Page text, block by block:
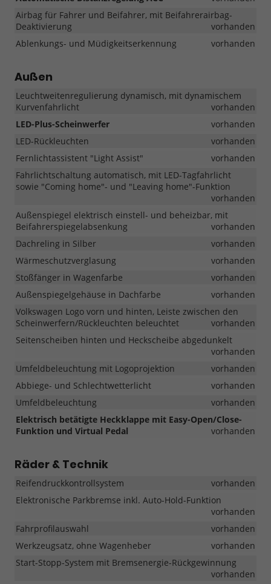
Airbag für Fahrer und Beifahrer, mit Beifahrerairbag-
Deaktivierung
vorhanden
Ablenkungs- und Müdigkeitserkennung
vorhanden
Außen
Leuchtweitenregulierung dynamisch, mit dynamischem
Kurvenfahrlicht
vorhanden
LED-Plus-Scheinwerfer
vorhanden
LED-Rückleuchten
vorhanden
Fernlichtassistent "Light Assist"
vorhanden
Fahrlichtschaltung automatisch, mit LED-Tagfahrlicht
sowie "Coming home"- und "Leaving home"-Funktion
vorhanden
Außenspiegel elektrisch einstell- und beheizbar, mit
Beifahrerspiegelabsenkung
vorhanden
Dachreling in Silber
vorhanden
Wärmeschutzverglasung
vorhanden
Stoßfänger in Wagenfarbe
vorhanden
Außenspiegelgehäuse in Dachfarbe
vorhanden
Volkswagen Logo vorn und hinten, Leiste zwischen den
Scheinwerfern/Rückleuchten beleuchtet
vorhanden
Seitenscheiben hinten und Heckscheibe abgedunkelt
vorhanden
Umfeldbeleuchtung mit Logoprojektion
vorhanden
Abbiege- und Schlechtwetterlicht
vorhanden
Umfeldbeleuchtung
vorhanden
Elektrisch betätigte Heckklappe mit Easy-Open/Close-
Funktion und Virtual Pedal
vorhanden
Räder & Technik
Reifendruckkontrollsystem
vorhanden
Elektronische Parkbremse inkl. Auto-Hold-Funktion
vorhanden
Fahrprofilauswahl
vorhanden
Werkzeugsatz, ohne Wagenheber
vorhanden
Start-Stopp-System mit Bremsenergie-Rückgewinnung
vorhanden